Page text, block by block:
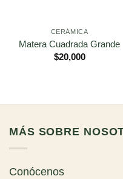
CERÁMICA
Matera Cuadrada Grande
$20,000
MÁS SOBRE
Conócenos